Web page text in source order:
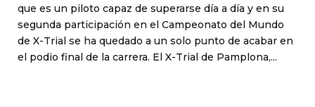
que es un piloto capaz de superarse día a día y en su
segunda participación en el Campeonato del Mundo
de X-Trial se ha quedado a un solo punto de acabar en
el podio final de la carrera. El X-Trial de Pamplona,...